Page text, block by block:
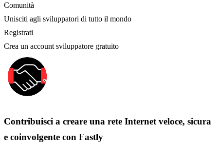
Comunità
Unisciti agli sviluppatori di tutto il mondo
Registrati
Crea un account sviluppatore gratuito
Contribuisci a creare una rete Internet veloce, sicura
e coinvolgente con Fastly